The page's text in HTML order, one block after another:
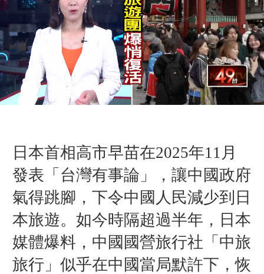
日本首相高市早苗在2025年11月
發表「台灣有事論」，讓中國政府
氣得跳腳，下令中國人民減少到日
本旅遊。如今時隔超過半年，日本
媒體爆料，中國國營旅行社「中旅
旅行」似乎在中國當局默許下，恢